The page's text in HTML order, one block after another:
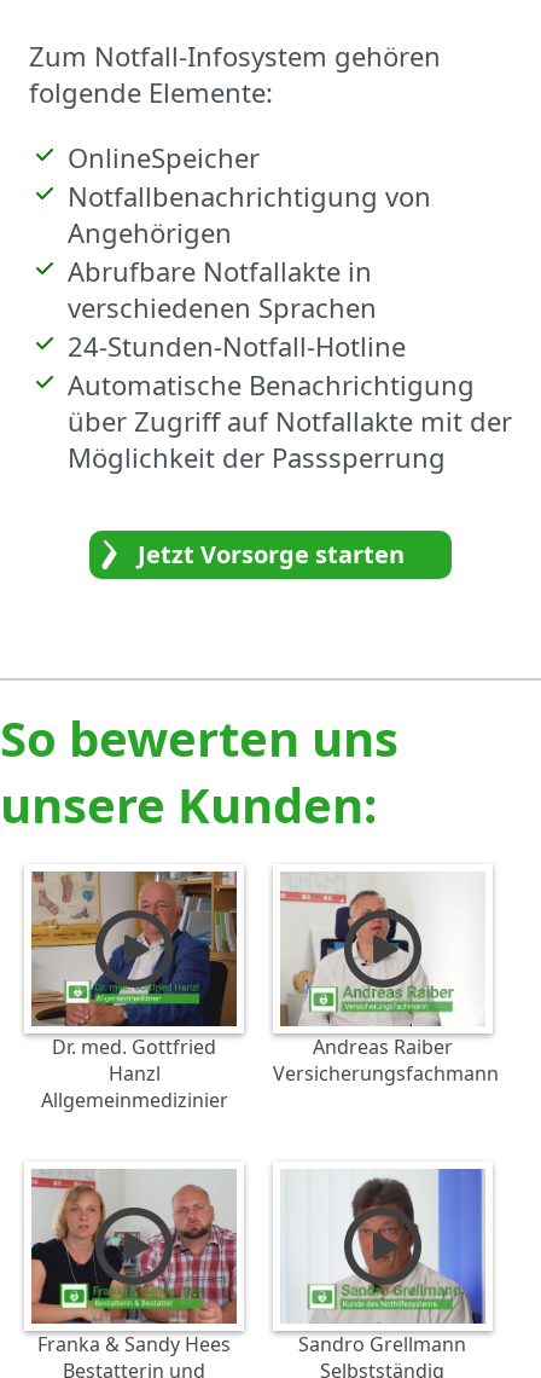
Zum Notfall-Infosystem gehören
folgende Elemente:
OnlineSpeicher
Notfallbenachrichtigung von
Angehörigen
Abrufbare Notfallakte in
verschiedenen Sprachen
24-Stunden-Notfall-Hotline
Automatische Benachrichtigung
über Zugriff auf Notfallakte mit der
Möglichkeit der Passsperrung
Jetzt Vorsorge starten
So bewerten uns
unsere Kunden:
Dr. med. Gottfried
Hanzl
Allgemeinmedizinier
Andreas Raiber
Versicherungsfachmann
Franka & Sandy Hees
Bestatterin und
Sandro Grellmann
Selbstständig